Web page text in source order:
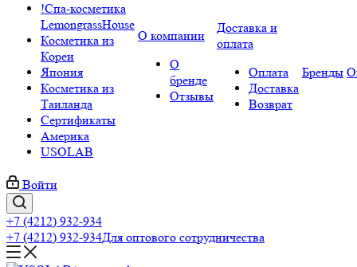
!Спа-косметика
LemongrassHouse
Косметика из
Кореи
Япония
Косметика из
Таиланда
Сертификаты
Америка
USOLAB
О компании
О
бренде
Отзывы
Доставка и
оплата
Оплата
Доставка
Возврат
Бренды
Войти
+7 (4212) 932-934
+7 (4212) 932-934Для оптового сотрудничества